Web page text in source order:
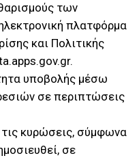
των
πλατφόρμα
και Πολιτικής
υποβολής μέσω
σε περιπτώσεις
κυρώσεις, σύμφωνα
σε